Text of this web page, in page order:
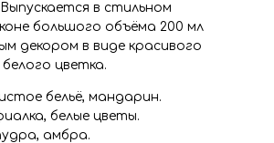
Выпускается в стильном
большого объёма 200 мл
декором в виде красивого
цветка.
бельё, мандарин.
белые цветы.
амбра.